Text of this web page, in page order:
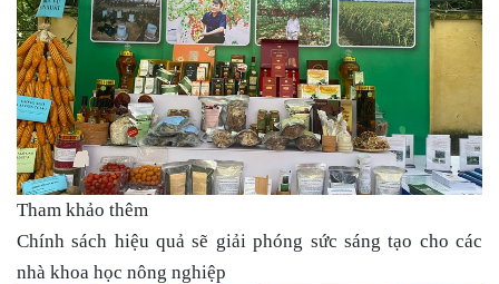
Tham khảo thêm
Chính sách hiệu quả sẽ giải phóng sức sáng tạo cho các
nhà khoa học nông nghiệp